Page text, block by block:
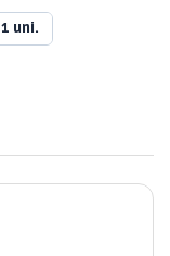
1 uni.